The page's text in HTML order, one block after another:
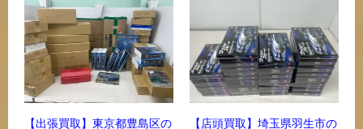
【出張買取】東京都豊島区の
【店頭買取】埼玉県羽生市の